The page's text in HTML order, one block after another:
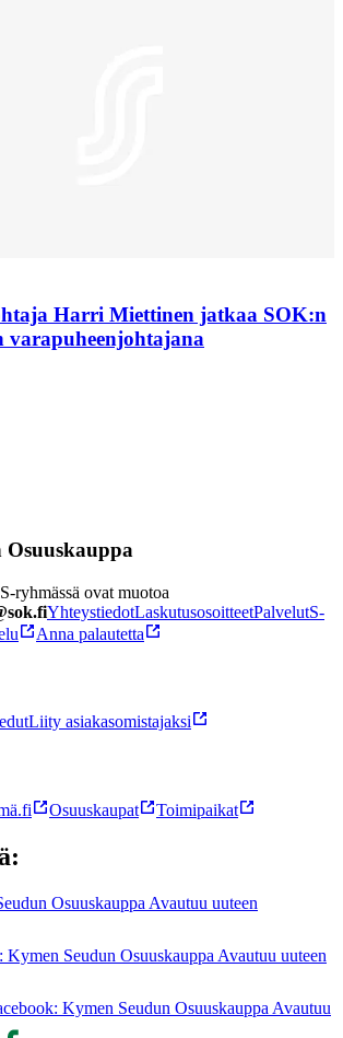
Harri Miettinen jatkaa SOK:n
varapuheenjohtajana
Osuuskauppa
ryhmässä ovat muotoa
YhteystiedotLaskutusosoitteetPalvelutS-
Anna palautetta
Liity asiakasomistajaksi
Osuuskaupat Toimipaikat
Osuuskauppa Avautuu uuteen
Kymen Seudun Osuuskauppa Avautuu uuteen
Kymen Seudun Osuuskauppa Avautuu